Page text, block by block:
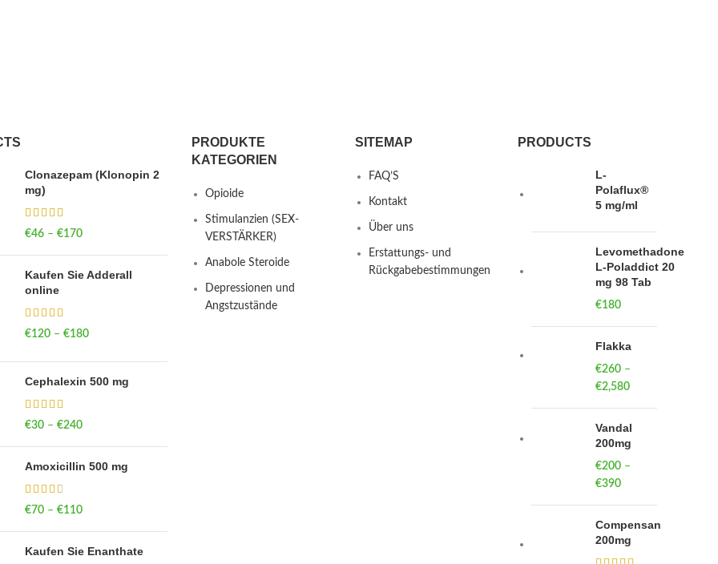
Clonazepam (Klonopin 2
mg)
€46 – €170Price range: €46
Kaufen Sie Adderall
online
€120 – €180Price range: €120
Cephalexin 500 mg
€30 – €240Price range: €30
Amoxicillin 500 mg
€70 – €110Price range: €70
Kaufen Sie Enanthate
PRODUKTE
KATEGORIEN
Opioide
Stimulanzien (SEX-
VERSTÄRKER)
Anabole Steroide
Depressionen und
Angstzustände
SITEMAP
FAQ’S
Kontakt
Über uns
Erstattungs- und
Rückgabebestimmungen
PRODUCTS
L-
Polaflux®
5 mg/ml
Levomethadone
L-Poladdict 20
mg 98 Tab
€180
Flakka
€260 –
€2,580
€260
through
Vandal
200mg
€200 –
€390
through
Compensan
200mg